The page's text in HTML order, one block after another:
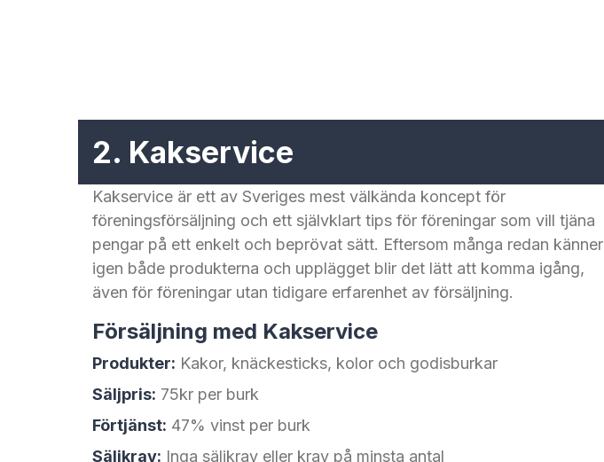
2. Kakservice
Kakservice är ett av Sveriges mest välkända koncept för
föreningsförsäljning och ett självklart tips för föreningar som vill tjäna
pengar på ett enkelt och beprövat sätt. Eftersom många redan känner
igen både produkterna och upplägget blir det lätt att komma igång,
även för föreningar utan tidigare erfarenhet av försäljning.
Försäljning med Kakservice
Produkter: Kakor, knäckesticks, kolor och godisburkar
Säljpris: 75kr per burk
Förtjänst: 47% vinst per burk
Säljkrav: Inga säljkrav eller krav på minsta antal